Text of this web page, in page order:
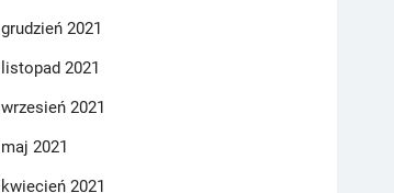
grudzień 2021
listopad 2021
wrzesień 2021
maj 2021
kwiecień 2021